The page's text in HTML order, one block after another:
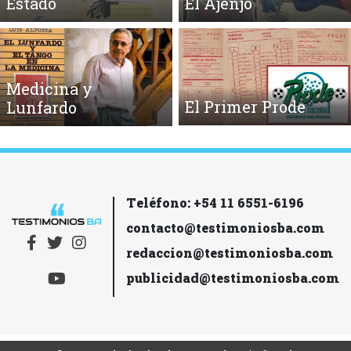
Medicina y
Lunfardo
El Primer Prode
Teléfono: +54 11 6551-6196
contacto@testimoniosba.com
redaccion@testimoniosba.com
publicidad@testimoniosba.com